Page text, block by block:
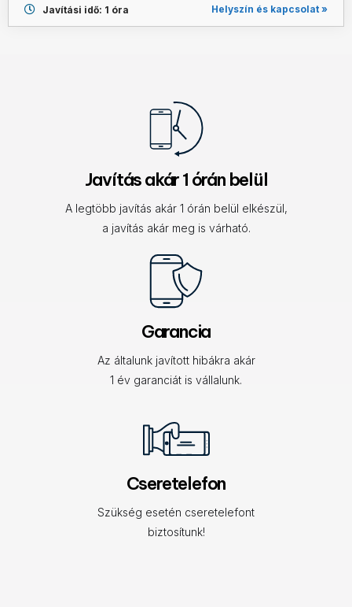
Javítási idő: 1 óra Helyszín és kapcsolat »
Javítás akár 1 órán belül
A legtöbb javítás akár 1 órán belül elkészül,
a javítás akár meg is várható.
Garancia
Az általunk javított hibákra akár
1 év garanciát is vállalunk.
Cseretelefon
Szükség esetén cseretelefont
biztosítunk!